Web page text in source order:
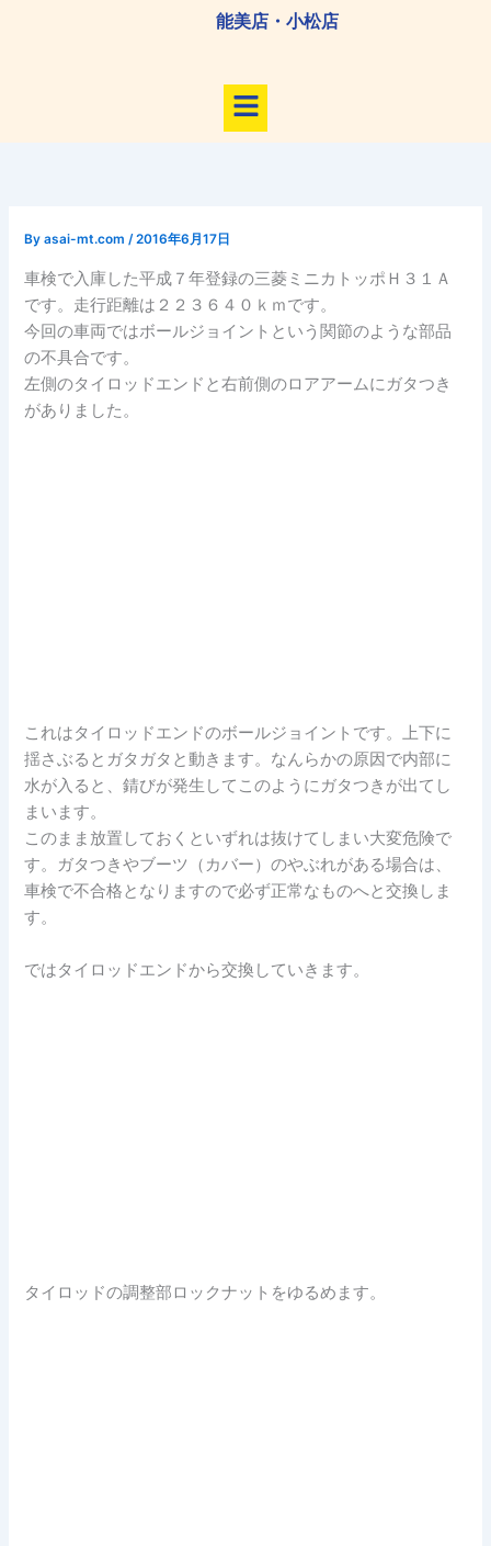
能美店・小松店
メ
ニ
Byasai-mt.com/2016年6月17日
車検で入庫した平成７年登録の三菱ミニカトッポＨ３１Ａ
です。走行距離は２２３６４０ｋｍです。
今回の車両ではボールジョイントという関節のような部品
の不具合です。
左側のタイロッドエンドと右前側のロアアームにガタつき
がありました。
これはタイロッドエンドのボールジョイントです。上下に
揺さぶるとガタガタと動きます。なんらかの原因で内部に
水が入ると、錆びが発生してこのようにガタつきが出てし
まいます。
このまま放置しておくといずれは抜けてしまい大変危険で
す。ガタつきやブーツ（カバー）のやぶれがある場合は、
車検で不合格となりますので必ず正常なものへと交換しま
す。
ではタイロッドエンドから交換していきます。
タイロッドの調整部ロックナットをゆるめます。